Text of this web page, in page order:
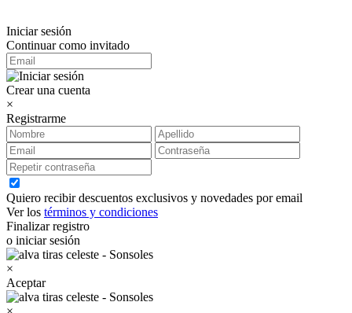
Iniciar sesión
Continuar como invitado
Crear una cuenta
×
Registrarme
Quiero recibir descuentos exclusivos y novedades por email
Ver los términos y condiciones
Finalizar registro
o iniciar sesión
×
Aceptar